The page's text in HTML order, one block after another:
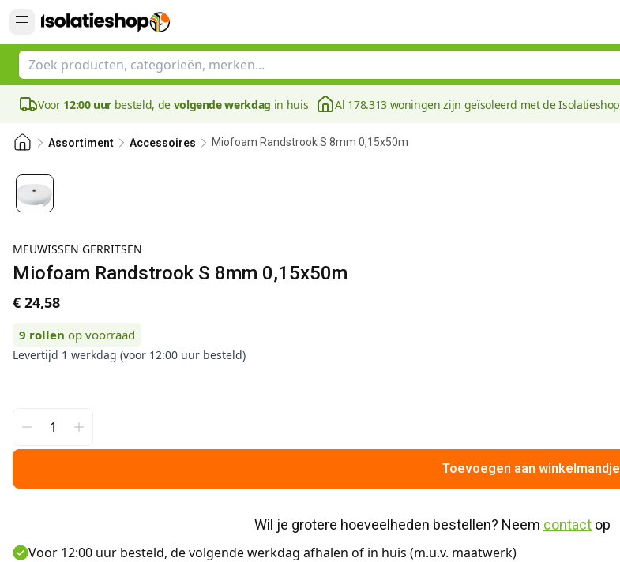
Voor 12:00 uur besteld, de volgende werkdag in huis Al 178.313 woningen zijn geïsoleerd met de Isolatieshop
Assortiment Accessoires Miofoam Randstrook S 8mm 0,15x50m
MEUWISSEN GERRITSEN
Miofoam Randstrook S 8mm 0,15x50m
€ 24,58
9 rollen op voorraad
Levertijd 1 werkdag (voor 12:00 uur besteld)
Toevoegen aan winkelmandje
Wil je grotere hoeveelheden bestellen? Neem contact op
Voor 12:00 uur besteld, de volgende werkdag afhalen of in huis (m.u.v. maatwerk)